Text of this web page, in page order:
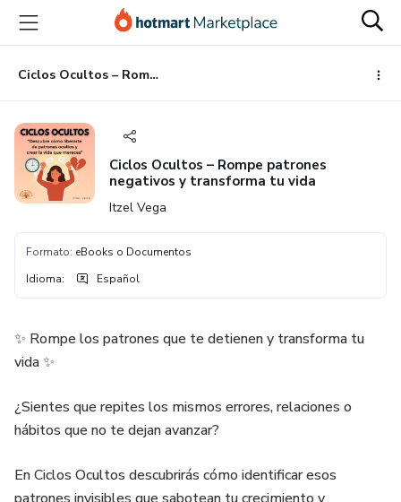
principal
página
de
página
Ciclos Ocultos – Rompe patrones negativos y transforma tu vida
Ciclos Ocultos – Rompe patrones
negativos y transforma tu vida
Itzel Vega
Formato: eBooks o Documentos
Idioma: Español
✨ Rompe los patrones que te detienen y transforma tu
vida ✨
¿Sientes que repites los mismos errores, relaciones o
hábitos que no te dejan avanzar?
En Ciclos Ocultos descubrirás cómo identificar esos